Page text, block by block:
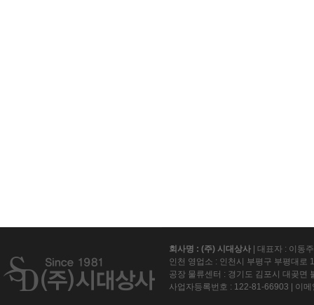
회사명 : (주) 시대상사 | 대표자 : 이동
인천 영업소 : 인천시 부평구 부평대로
공장 물류센터 : 경기도 김포시 대곶면
사업자등록번호 : 122-81-66903 | 이